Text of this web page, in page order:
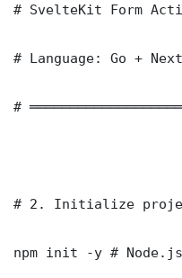
# SvelteKit Form
# Language: Go +
#
# 2. Initialize
npm init -y # Node.js